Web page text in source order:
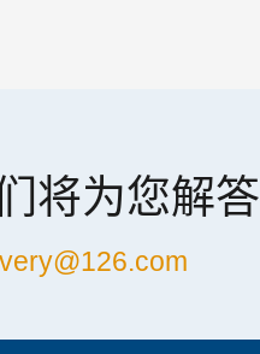
将为您解答